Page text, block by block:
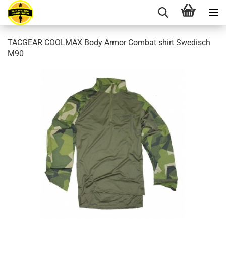
TACGEAR COOLMAX Body Armor Combat shirt Swedisch
M90